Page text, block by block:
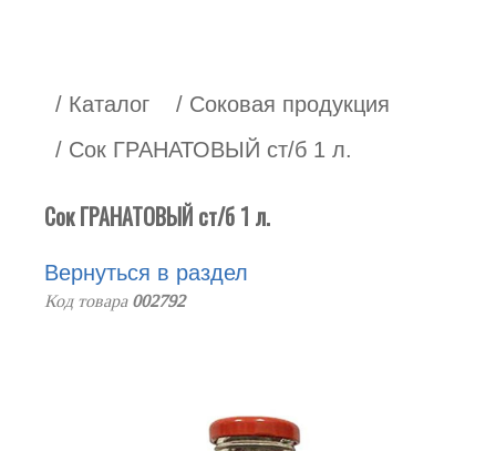
/ Каталог
/ Соковая продукция
/ Сок ГРАНАТОВЫЙ ст/б 1 л.
Сок ГРАНАТОВЫЙ ст/б 1 л.
Вернуться в раздел
Код товара 002792